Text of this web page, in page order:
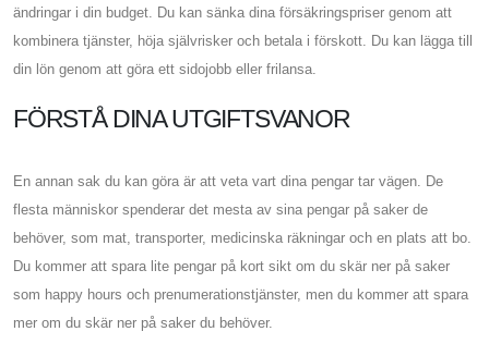
ändringar i din budget. Du kan sänka dina försäkringspriser genom att
kombinera tjänster, höja självrisker och betala i förskott. Du kan lägga till
din lön genom att göra ett sidojobb eller frilansa.
FÖRSTÅ DINA UTGIFTSVANOR
En annan sak du kan göra är att veta vart dina pengar tar vägen. De
flesta människor spenderar det mesta av sina pengar på saker de
behöver, som mat, transporter, medicinska räkningar och en plats att bo.
Du kommer att spara lite pengar på kort sikt om du skär ner på saker
som happy hours och prenumerationstjänster, men du kommer att spara
mer om du skär ner på saker du behöver.